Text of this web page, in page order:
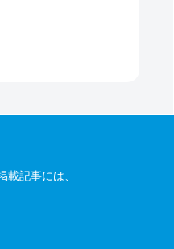
記事には、